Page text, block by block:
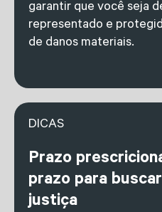
garantir que você seja
representado e
de danos materiais.
DICAS
Prazo
prazo para
justiça